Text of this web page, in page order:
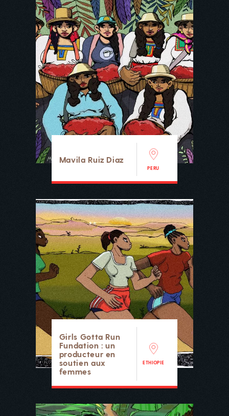
Mavila Ruiz Diaz
PERU
Girls Gotta Run
Fundation : un
producteur en
soutien aux
femmes
ETHIOPIE